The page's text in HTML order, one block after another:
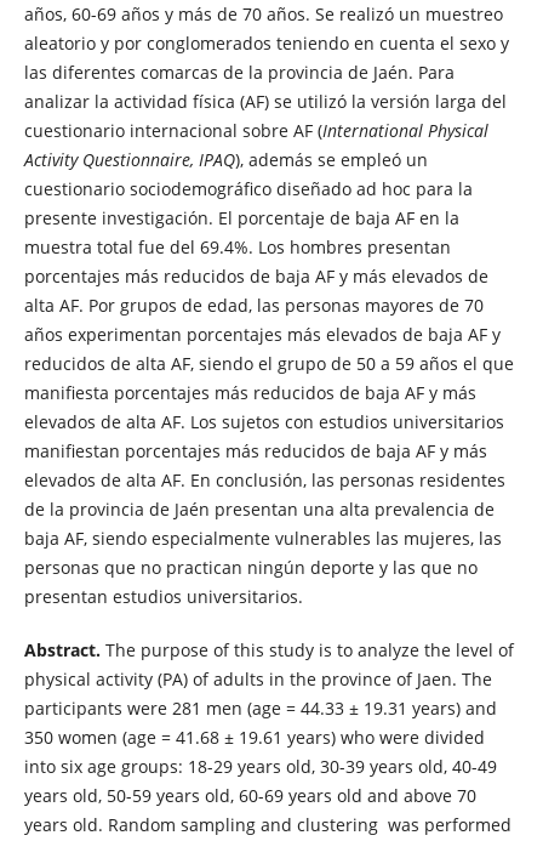
años, 60-69 años y más de 70 años. Se realizó un muestreo
aleatorio y por conglomerados teniendo en cuenta el sexo y
las diferentes comarcas de la provincia de Jaén. Para
analizar la actividad física (AF) se utilizó la versión larga del
cuestionario internacional sobre AF (International Physical
Activity Questionnaire, IPAQ), además se empleó un
cuestionario sociodemográfico diseñado ad hoc para la
presente investigación. El porcentaje de baja AF en la
muestra total fue del 69.4%. Los hombres presentan
porcentajes más reducidos de baja AF y más elevados de
alta AF. Por grupos de edad, las personas mayores de 70
años experimentan porcentajes más elevados de baja AF y
reducidos de alta AF, siendo el grupo de 50 a 59 años el que
manifiesta porcentajes más reducidos de baja AF y más
elevados de alta AF. Los sujetos con estudios universitarios
manifiestan porcentajes más reducidos de baja AF y más
elevados de alta AF. En conclusión, las personas residentes
de la provincia de Jaén presentan una alta prevalencia de
baja AF, siendo especialmente vulnerables las mujeres, las
personas que no practican ningún deporte y las que no
presentan estudios universitarios.
Abstract. The purpose of this study is to analyze the level of
physical activity (PA) of adults in the province of Jaen. The
participants were 281 men (age = 44.33 ± 19.31 years) and
350 women (age = 41.68 ± 19.61 years) who were divided
into six age groups: 18-29 years old, 30-39 years old, 40-49
years old, 50-59 years old, 60-69 years old and above 70
years old. Random sampling and clustering was performed